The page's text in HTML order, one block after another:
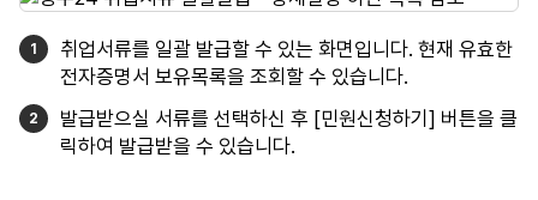
취업서류를 일괄 발급할 수 있는 화면입니다. 현재 유효한
전자증명서 보유목록을 조회할 수 있습니다.
발급받으실 서류를 선택하신 후 [민원신청하기] 버튼을 클
릭하여 발급받을 수 있습니다.